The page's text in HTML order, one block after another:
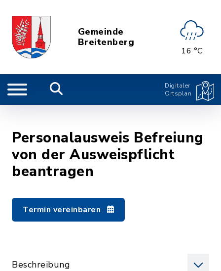
Gemeinde
Breitenberg
16 °C
Digitaler
Ortsplan
Personalausweis Befreiung
von der Ausweispflicht
beantragen
Termin vereinbaren
Beschreibung